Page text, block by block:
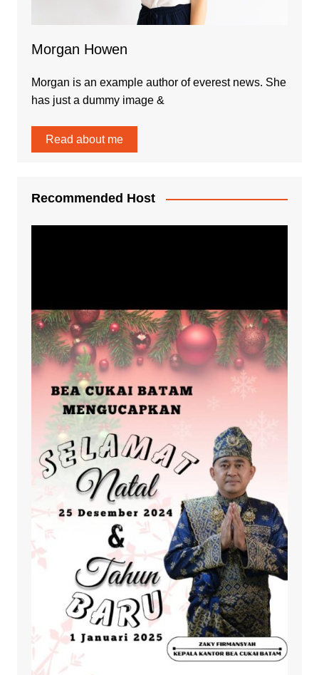
Morgan Howen
Morgan is an example author of everest news. She
has just a dummy image &
Read about me
Recommended Host